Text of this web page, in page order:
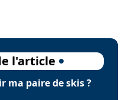
l'article
ma paire de skis ?